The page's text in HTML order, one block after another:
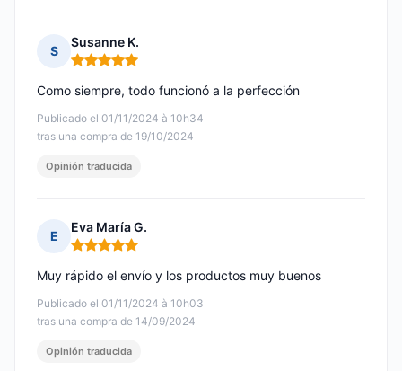
S
Susanne K.
Nota: 5 de 5
Publicado el 01/11/2024 à 10h34
tras una compra de 19/10/2024
Como siempre, todo funcionó a la perfección
Opinión traducida
E
Eva María G.
Nota: 5 de 5
Publicado el 01/11/2024 à 10h03
tras una compra de 14/09/2024
Muy rápido el envío y los productos muy buenos
Opinión traducida